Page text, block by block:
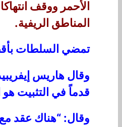
المناطق الريفية.
تمضي السلطات
وقال هاريس
قدماً في التثبيت هو